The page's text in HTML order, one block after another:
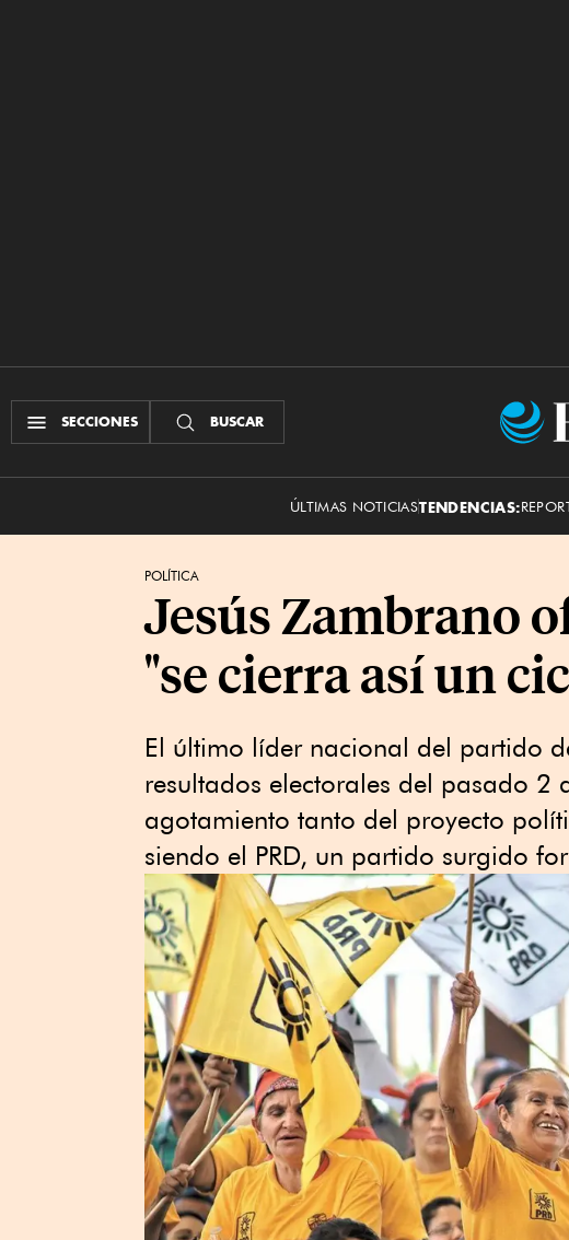
SECCIONES BUSCAR
ÚLTIMAS NOTICIASTENDENCIAS:
POLÍTICA
Jesús Zambrano
"se cierra así un
El último líder nacional del partido
resultados electorales del pasado 2
agotamiento tanto del proyecto
siendo el PRD, un partido surgido